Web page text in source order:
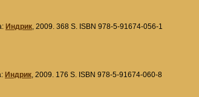
Индрик , 2009. 368 S. ISBN 978-5-91674-056-1
Индрик , 2009. 176 S. ISBN 978-5-91674-060-8